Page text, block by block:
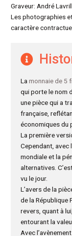
Graveur: André
Les photographies
caractère
Lamonnaie de 5
qui porte le nom
une pièce qui a
française,
économiques du
La première
Cependant, avec
mondiale et la
alternatives.
vu le jour.
L’avers de la
de la République
revers, quant à
entourant la
Avec